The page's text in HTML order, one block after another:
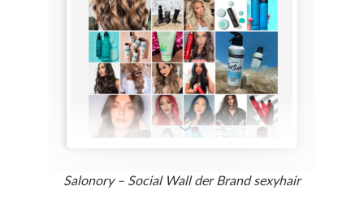
Salonory – Social Wall der Brand sexyhair